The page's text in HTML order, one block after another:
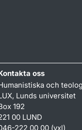
oss
och
Lunds universitet
192
00 LUND
222 00 00 (vxl)